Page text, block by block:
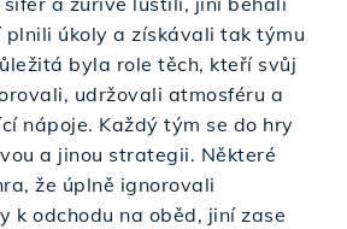
plnili úkoly a získávali tak týmu
byla role těch, kteří svůj
udržovali atmosféru a
nápoje. Každý tým se do hry
a jinou strategii. Některé
že úplně ignorovali
k odchodu na oběd, jiní zase